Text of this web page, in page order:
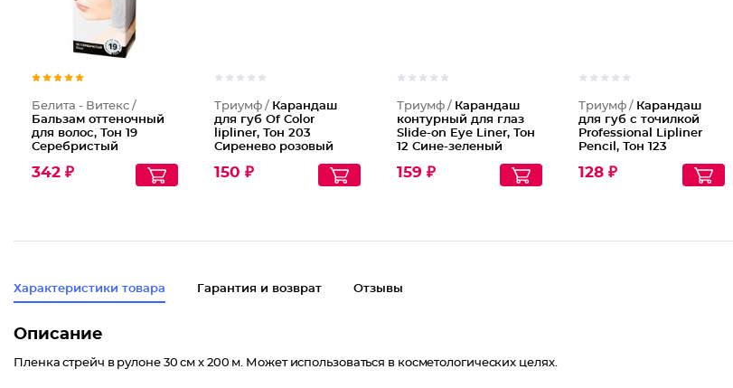
Белита - Витекс /
Бальзам оттеночный
для волос, Тон 19
Серебристый
342 ₽
Триумф / Карандаш
для губ Of Color
lipliner, Тон 203
Сиренево розовый
150 ₽
Триумф / Карандаш
контурный для глаз
Slide-on Eye Liner, Тон
12 Сине-зеленый
159 ₽
Триумф / Карандаш
для губ с точилкой
Professional Lipliner
Pencil, Тон 123
128 ₽
Характеристики товара Гарантия и возврат Отзывы
Описание
Пленка стрейч в рулоне 30 см х 200 м. Может использоваться в косметологических целях.